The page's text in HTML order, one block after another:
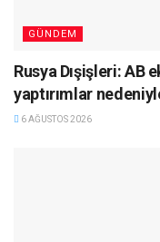
GÜNDEM
Rusya Dışişleri: AB
yaptırımlar
6 AĞUSTOS 2026